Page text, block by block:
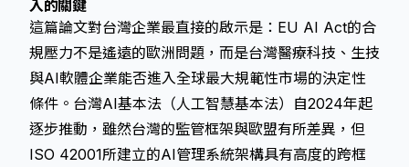
入的關鍵
這篇論文對台灣企業最直接的啟示是：EU AI Act的合
規壓力不是遙遠的歐洲問題，而是台灣醫療科技、生技
與AI軟體企業能否進入全球最大規範性市場的決定性
條件。台灣AI基本法（人工智慧基本法）自2024年起
逐步推動，雖然台灣的監管框架與歐盟有所差異，但
ISO 42001所建立的AI管理系統架構具有高度的跨框